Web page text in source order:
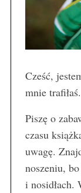
Cześć,
mnie trafiłaś.
Piszę o
czasu
uwagę.
noszeniu,
i nosidłach.